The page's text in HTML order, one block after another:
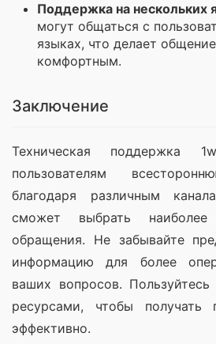
Поддержка на нескольких
могут общаться с
языках, что делает
комфортным.
Заключение
Техническая поддержка
пользователям
благодаря различным
сможет выбрать
обращения. Не забывайте
информацию для более
ваших вопросов.
ресурсами, чтобы
эффективно.